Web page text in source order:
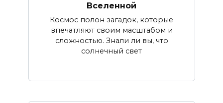
Вселенной
Космос полон загадок, которые
впечатляют своим масштабом и
сложностью. Знали ли вы, что
солнечный свет